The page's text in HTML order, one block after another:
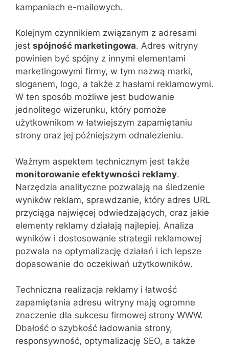
kampaniach e-mailowych.
Kolejnym czynnikiem związanym z adresami
jest spójność marketingowa. Adres witryny
powinien być spójny z innymi elementami
marketingowymi firmy, w tym nazwą marki,
sloganem, logo, a także z hasłami reklamowymi.
W ten sposób możliwe jest budowanie
jednolitego wizerunku, który pomoże
użytkownikom w łatwiejszym zapamiętaniu
strony oraz jej późniejszym odnalezieniu.
Ważnym aspektem technicznym jest także
monitorowanie efektywności reklamy.
Narzędzia analityczne pozwalają na śledzenie
wyników reklam, sprawdzanie, który adres URL
przyciąga najwięcej odwiedzających, oraz jakie
elementy reklamy działają najlepiej. Analiza
wyników i dostosowanie strategii reklamowej
pozwala na optymalizację działań i ich lepsze
dopasowanie do oczekiwań użytkowników.
Techniczna realizacja reklamy i łatwość
zapamiętania adresu witryny mają ogromne
znaczenie dla sukcesu firmowej strony WWW.
Dbałość o szybkość ładowania strony,
responsywność, optymalizację SEO, a także